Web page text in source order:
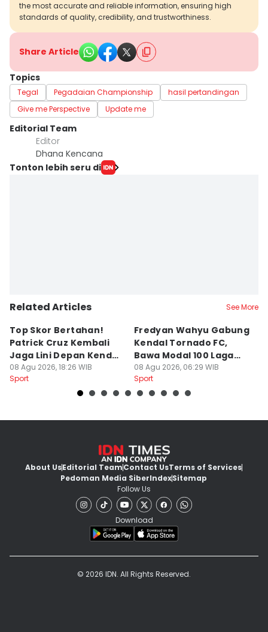
the most accurate and reliable information, ensuring high
standards of quality, credibility, and trustworthiness.
Share Article
Topics
Tegal Pegadaian Championship
hasil pertandingan
Give me Perspective
Update me
Editorial Team
Editor
Dhana Kencana
Tonton lebih seru di
Related Articles See More
Top Skor Bertahan!
Patrick Cruz Kembali
Jaga Lini Depan Kendal
Tornado
08 Agu 2026, 18:26 WIB
Sport
Fredyan Wahyu Gabung
Kendal Tornado FC,
Bawa Modal 100 Laga
Liga 1
08 Agu 2026, 06:29 WIB
Sport
About UsEditorial TeamContact UsTerms of Services
Pedoman Media SiberIndexSitemap
Follow Us
Download
© 2026 IDN. All Rights Reserved.